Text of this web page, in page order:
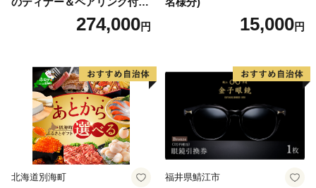
泊プラン＜デラックスツイン
274,000円 15,000円
北海道別海町 福井県鯖江市